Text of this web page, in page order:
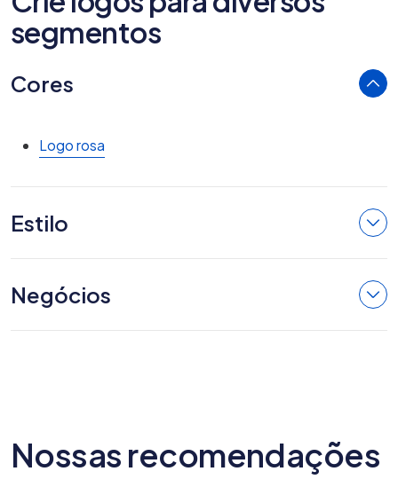
segmentos
Cores
Logo rosa
Estilo
Negócios
Nossas recomendações